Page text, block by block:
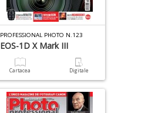
PROFESSIONAL PHOTO N.123
EOS-1D X Mark III
Cartacea Digitale